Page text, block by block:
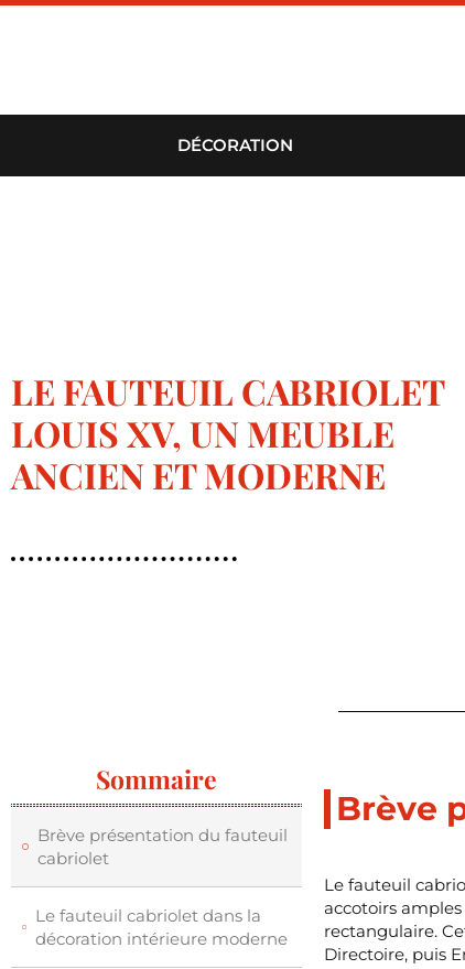
DÉCORATION
LE FAUTEUIL CABRIOLET
LOUIS XV, UN MEUBLE
ANCIEN ET MODERNE
Sommaire
Brève présentation du fauteuil
cabriolet
Le fauteuil cabriolet dans la
décoration intérieure moderne
Brève
Le fauteuil
accotoirs
rectangulaire.
Directoire, puis